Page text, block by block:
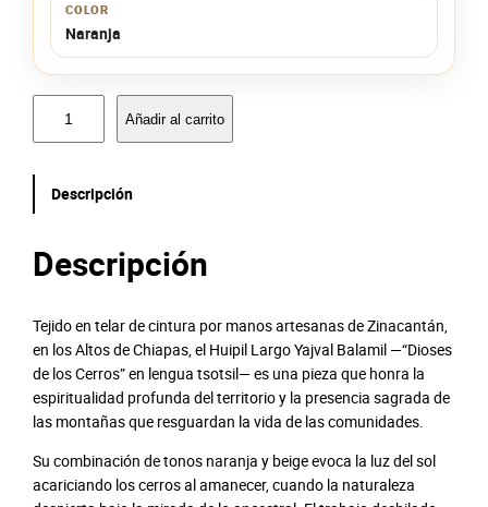
COLOR
Naranja
p
L
a
g
o
Y
a
j
a
l
Añadir al carrito
Descripción
Descripción
Tejido en telar de cintura por manos artesanas de Zinacantán,
en los Altos de Chiapas, el Huipil Largo Yajval Balamil —“Dioses
de los Cerros” en lengua tsotsil— es una pieza que honra la
espiritualidad profunda del territorio y la presencia sagrada de
las montañas que resguardan la vida de las comunidades.
Su combinación de tonos naranja y beige evoca la luz del sol
acariciando los cerros al amanecer, cuando la naturaleza